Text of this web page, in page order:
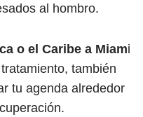
al hombro.
o el Caribe a Miami
también
tu agenda alrededor